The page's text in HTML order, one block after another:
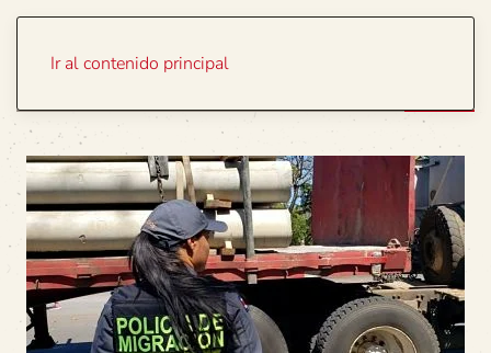
Ir al contenido principal